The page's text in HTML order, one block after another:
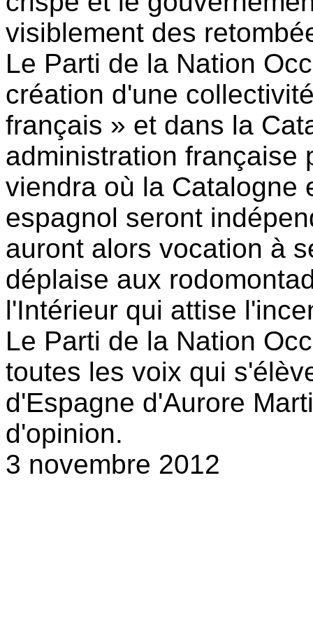
visiblement des
Le Parti de la Nation
création d'une
français » et dans la
administration française
viendra où la Catalogne
espagnol seront
auront alors vocation à
déplaise aux
l'Intérieur qui attise
Le Parti de la Nation
toutes les voix qui
d'Espagne d'Aurore
d'opinion.
3 novembre 2012